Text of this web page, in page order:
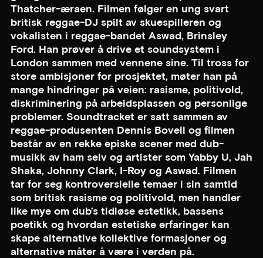
Thatcher-æraen. Filmen følger en ung svart
britisk reggae-DJ spilt av skuespilleren og
vokalisten i reggae-bandet Aswad, Brinsley
Ford. Han prøver å drive et soundsystem i
London sammen med vennene sine. Til tross for
store ambisjoner for prosjektet, møter han på
mange hindringer på veien: rasisme, politivold,
diskriminering på arbeidsplassen og personlige
problemer. Soundtracket er satt sammen av
reggae-produsenten Dennis Bovell og filmen
består av en rekke episke scener med dub-
musikk av ham selv og artister som Yabby U, Jah
Shaka, Johnny Clark, I-Roy og Aswad. Filmen
tar for seg kontroversielle temaer i sin samtid
som britisk rasisme og politivold, men handler
like mye om dub’s tidløse estetikk, bassens
poetikk og hvordan estetiske erfaringer kan
skape alternative kollektive formasjoner og
alternative måter å være i verden på.